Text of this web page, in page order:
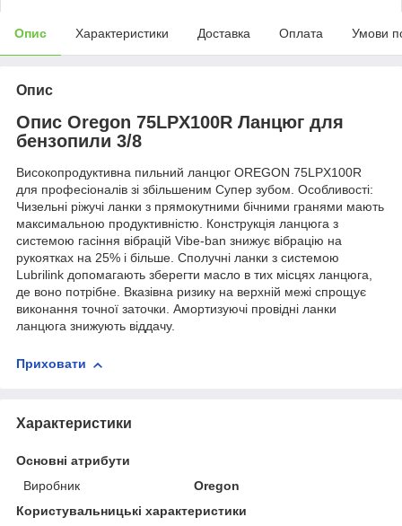
Опис Характеристики Доставка Оплата Умови
Опис
Опис Oregon 75LPX100R Ланцюг для
бензопили 3/8
Високопродуктивна пильний ланцюг OREGON 75LPX100R
для професіоналів зі збільшеним Супер зубом. Особливості:
Чизельні ріжучі ланки з прямокутними бічними гранями мають
максимальною продуктивністю. Конструкція ланцюга з
системою гасіння вібрацій Vibe-ban знижує вібрацію на
рукоятках на 25% і більше. Сполучні ланки з системою
Lubrilink допомагають зберегти масло в тих місцях ланцюга,
де воно потрібне. Вказівна ризику на верхній межі спрощує
виконання точної заточки. Амортизуючі провідні ланки
ланцюга знижують віддачу.
Приховати
Характеристики
Основні атрибути
Виробник
Oregon
Користувальницькі характеристики